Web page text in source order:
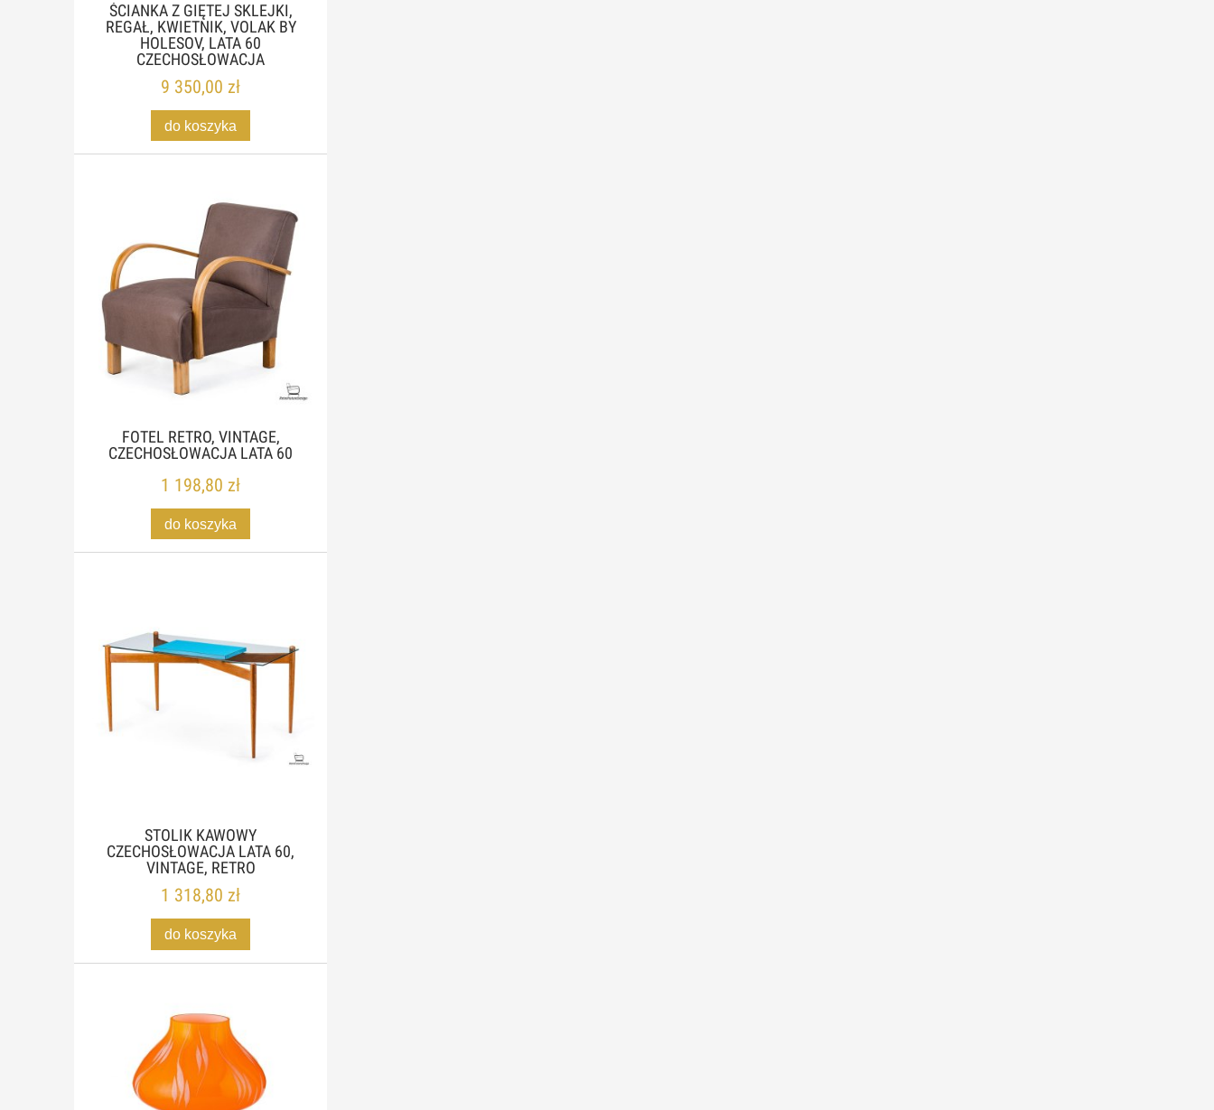
ŚCIANKA Z GIĘTEJ SKLEJKI,
REGAŁ, KWIETNIK, VOLAK BY
HOLESOV, LATA 60
CZECHOSŁOWACJA
9 350,00 zł
do koszyka
FOTEL RETRO, VINTAGE,
CZECHOSŁOWACJA LATA 60
1 198,80 zł
do koszyka
STOLIK KAWOWY
CZECHOSŁOWACJA LATA 60,
VINTAGE, RETRO
1 318,80 zł
do koszyka